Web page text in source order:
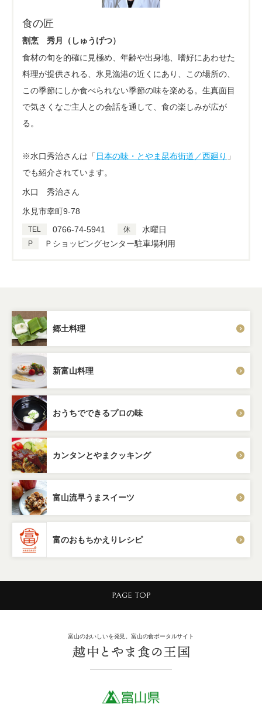
食の匠
割烹 秀月（しゅうげつ）
食材の旬を的確に見極め、年齢や出身地、嗜好にあわせた
料理が提供される、氷見漁港の近くにあり、この場所の、
この季節にしか食べられない季節の味を楽める。生真面目
で気さくなご主人との会話を通して、食の楽しみが広が
る。
※水口秀治さんは「 日本の味・とやま昆布街道／西廻り 」
でも紹介されています。
水口 秀治さん
氷見市幸町9-78
TEL 0766-74-5941 休 水曜日
P Ｐショッピングセンター駐車場利用
郷土料理
新富山料理
おうちでできるプロの味
カンタンとやまクッキング
富山流早うまスイーツ
富のおもちかえりレシピ
PAGE TOP
富山のおいしいを発見。富山の食ポータルサイト